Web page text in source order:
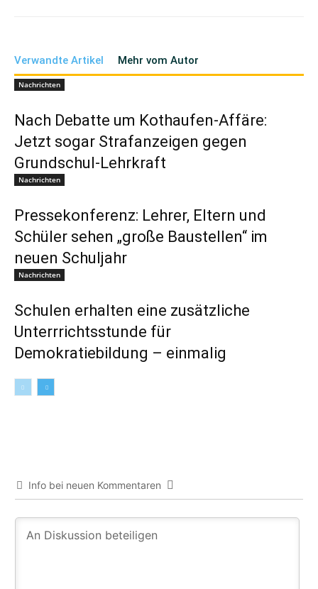
Verwandte Artikel Mehr vom Autor
Nachrichten
Nach Debatte um Kothaufen-Affäre:
Jetzt sogar Strafanzeigen gegen
Grundschul-Lehrkraft
Nachrichten
Pressekonferenz: Lehrer, Eltern und
Schüler sehen „große Baustellen“ im
neuen Schuljahr
Nachrichten
Schulen erhalten eine zusätzliche
Unterrrichtsstunde für
Demokratiebildung – einmalig
Info bei neuen Kommentaren